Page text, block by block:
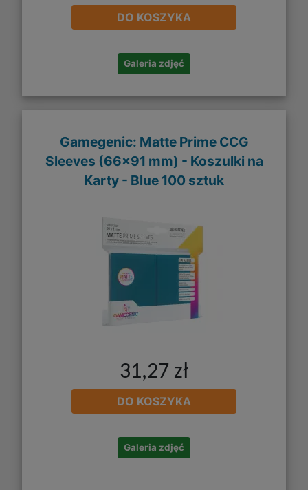
DO KOSZYKA
Galeria zdjęć
Gamegenic: Matte Prime CCG
Sleeves (66x91 mm) - Koszulki na
Karty - Blue 100 sztuk
31,27 zł
DO KOSZYKA
Galeria zdjęć